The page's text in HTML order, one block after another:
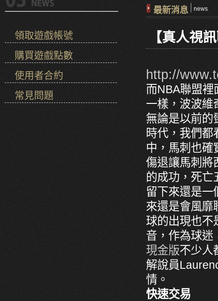
領取遊戲帳號
購買遊戲點數
使用者合約
常見問題
最新消息 news
【真人視
http://
而NBA聯盟裡
一樣，波波維
無論是以前的
時代，我們
中，馬刺也確
傷退讓馬刺將
的成功，死亡
留下來還是一
來還是會風靡
球的出現也不
音，作為球迷
現金版不少人
解說員
情。
快速交易